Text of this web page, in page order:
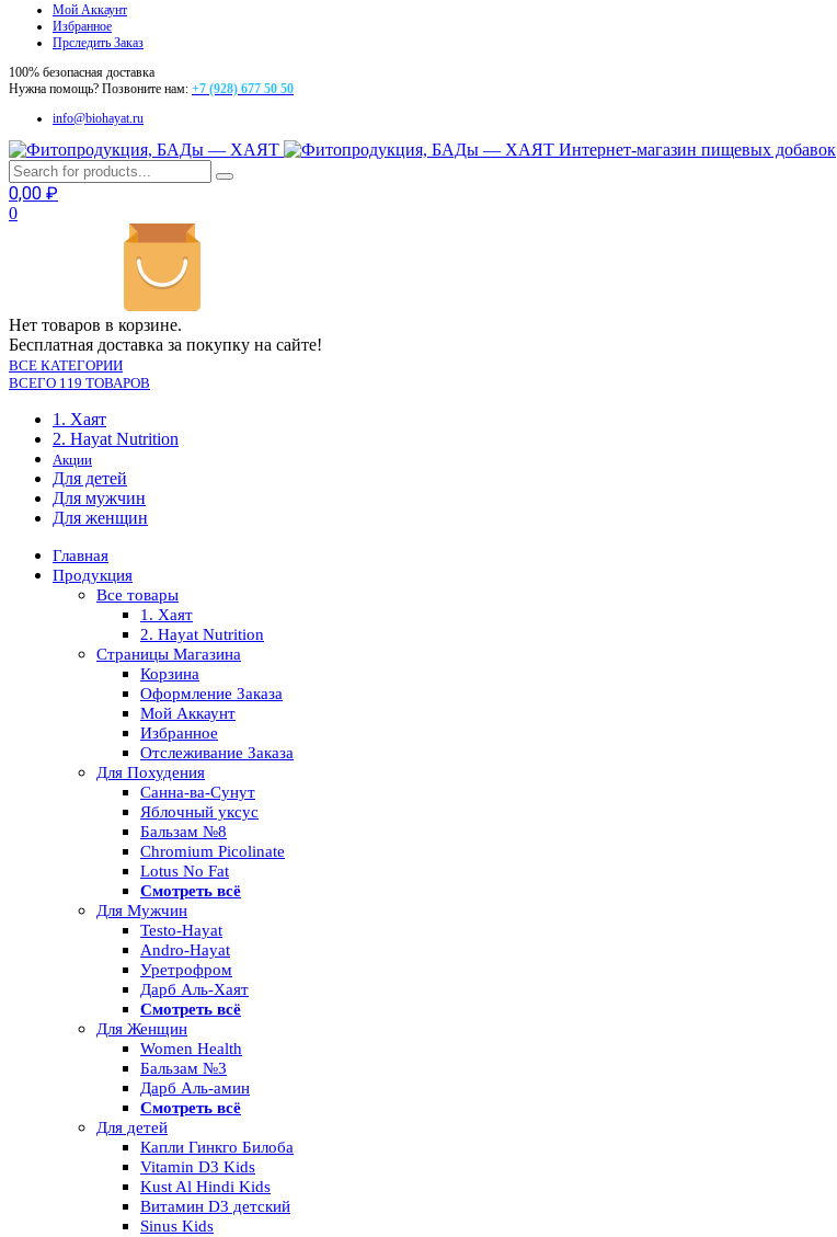
Мой Аккаунт
Избранное
Прследить Заказ
100% безопасная доставка
Нужна помощь? Позвоните нам: +7 (928) 677 50 50
info@biohayat.ru
Интернет-магазин пищевых добавок
0,00 ₽
0
Нет товаров в корзине.
Бесплатная доставка за покупку на сайте!
ВСЕ КАТЕГОРИИ
ВСЕГО 119 ТОВАРОВ
1. Хаят
2. Hayat Nutrition
Акции
Для детей
Для мужчин
Для женщин
Главная
Продукция
Все товары
1. Хаят
2. Hayat Nutrition
Страницы Магазина
Корзина
Оформление Заказа
Мой Аккаунт
Избранное
Отслеживание Заказа
Для Похудения
Санна-ва-Сунут
Яблочный уксус
Бальзам №8
Chromium Picolinate
Lotus No Fat
Смотреть всё
Для Мужчин
Testo-Hayat
Andro-Hayat
Уретрофром
Дарб Аль-Хаят
Смотреть всё
Для Женщин
Women Health
Бальзам №3
Дарб Аль-амин
Смотреть всё
Для детей
Капли Гинкго Билоба
Vitamin D3 Kids
Kust Al Hindi Kids
Витамин D3 детский
Sinus Kids